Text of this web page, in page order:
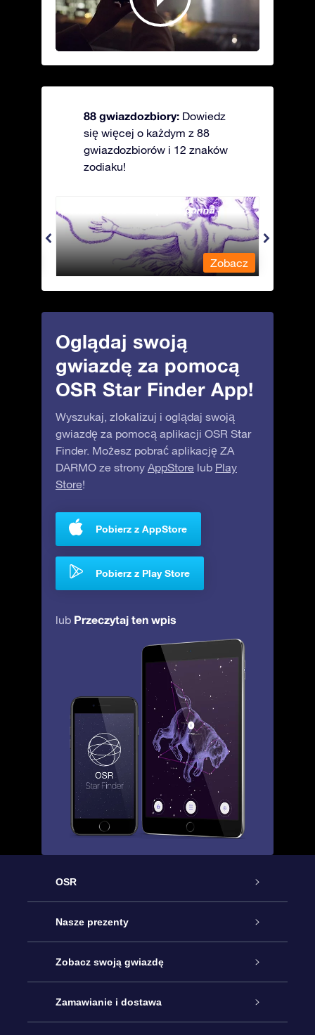
88 gwiazdozbiory: Dowiedz
się więcej o każdym z 88
gwiazdozbiorów i 12 znaków
zodiaku!
Andromeda - Związana panna
Zobacz
Oglądaj swoją
gwiazdę za pomocą
OSR Star Finder App!
Wyszukaj, zlokalizuj i oglądaj swoją
gwiazdę za pomocą aplikacji OSR Star
Finder. Możesz pobrać aplikację ZA
DARMO ze strony AppStore lub Play
Store!
Pobierz z AppStore
Pobierz z Play Store
lub Przeczytaj ten wpis
OSR
Obsługa
Kontakt
Blog
Nasze prezenty
Podarunek Gwiazda Online
Pakiet Podarunkowy OSR
Zobacz swoją gwiazdę
Rejestr Gwiazd
Zamawianie i dostawa